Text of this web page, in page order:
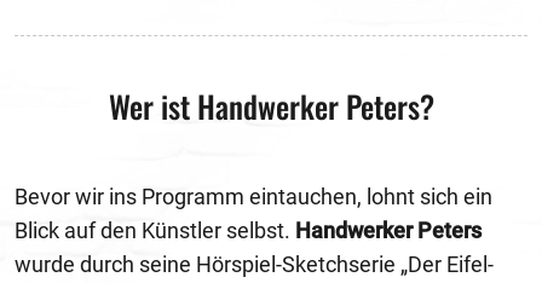
Wer ist Handwerker Peters?
Bevor wir ins Programm eintauchen, lohnt sich ein
Blick auf den Künstler selbst. Handwerker Peters
wurde durch seine Hörspiel-Sketchserie „Der Eifel-